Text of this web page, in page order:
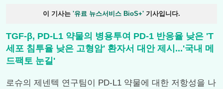
이 기사는 '유료 뉴스서비스 BioS+' 기사입니다.
TGF-β, PD-L1 약물의 병용투여 PD-1 반응율 낮은 'T
세포 침투율 낮은 고형암' 환자서 대안 제시...'국내 메
드팩토 눈길'
로슈의 제넨텍 연구팀이 PD-L1 약물에 대한 저항성을 나